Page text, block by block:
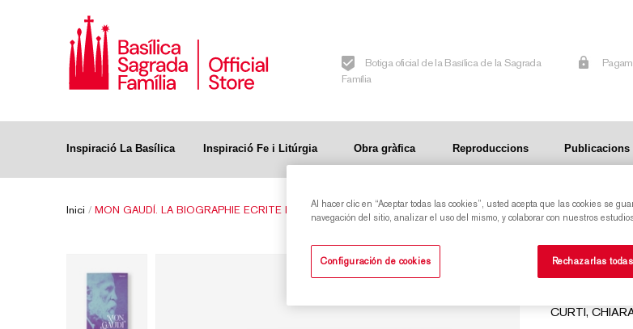
Botiga oficial de la Basílica de la Sagrada
Família
Inspiració La Basílica Inspiració Fe i Litúrgia Obra gràfica Reproduccions Publicacions
Inici / MON GAUDÍ. LA BIOGRAPHIE ECRITE PAR SES AMIS
MON GAUDÍ. LA BIOGRAPHIE ECRITE PAR SES
AMIS
CURTI,
Al hacer clic en “Aceptar todas las cookies”, usted acepta que las cookies se
navegación del sitio, analizar el uso del mismo, y colaborar con nuestros
Configuración de cookies Rechazarlas todas